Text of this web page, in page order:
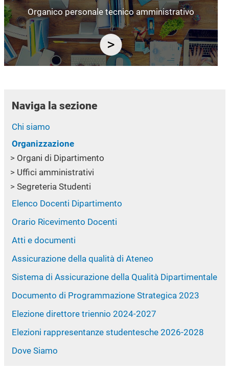
Organico personale tecnico amministrativo
Naviga la sezione
Chi siamo
Organizzazione
Organi di Dipartimento
Uffici amministrativi
Segreteria Studenti
Elenco Docenti Dipartimento
Orario Ricevimento Docenti
Atti e documenti
Assicurazione della qualità di Ateneo
Sistema di Assicurazione della Qualità Dipartimentale
Documento di Programmazione Strategica 2023
Elezione direttore triennio 2024-2027
Elezioni rappresentanze studentesche 2026-2028
Dove Siamo